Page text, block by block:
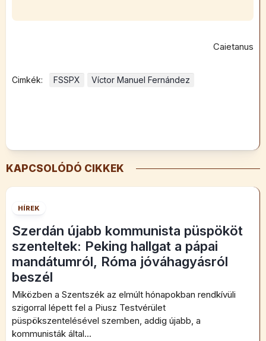
Caietanus
Cimkék: FSSPX Víctor Manuel Fernández
KAPCSOLÓDÓ CIKKEK
HÍREK
Szerdán újabb kommunista püspököt
szenteltek: Peking hallgat a pápai
mandátumról, Róma jóváhagyásról
beszél
Miközben a Szentszék az elmúlt hónapokban rendkívüli
szigorral lépett fel a Piusz Testvérület
püspökszentelésével szemben, addig újabb, a
kommunisták által...